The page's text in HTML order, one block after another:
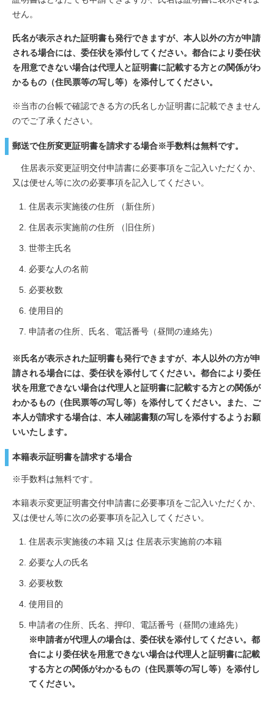
せん。
氏名が表示された証明書も発行できますが、本人以外の方が申請
される場合には、委任状を添付してください。都合により委任状
を用意できない場合は代理人と証明書に記載する方との関係がわ
かるもの（住民票等の写し等）を添付してください。
※当市の台帳で確認できる方の氏名しか証明書に記載できません
のでご了承ください。
郵送で住所変更証明書を請求する場合※手数料は無料です。
住居表示変更証明交付申請書に必要事項をご記入いただくか、
又は便せん等に次の必要事項を記入してください。
住居表示実施後の住所 （新住所）
住居表示実施前の住所 （旧住所）
世帯主氏名
必要な人の名前
必要枚数
使用目的
申請者の住所、氏名、電話番号（昼間の連絡先）
※氏名が表示された証明書も発行できますが、本人以外の方が申
請される場合には、委任状を添付してください。都合により委任
状を用意できない場合は代理人と証明書に記載する方との関係が
わかるもの（住民票等の写し等）を添付してください。また、ご
本人が請求する場合は、本人確認書類の写しを添付するようお願
いいたします。
本籍表示証明書を請求する場合
※手数料は無料です。
本籍表示変更証明書交付申請書に必要事項をご記入いただくか、
又は便せん等に次の必要事項を記入してください。
住居表示実施後の本籍 又は 住居表示実施前の本籍
必要な人の氏名
必要枚数
使用目的
申請者の住所、氏名、押印、電話番号（昼間の連絡先）
※申請者が代理人の場合は、委任状を添付してください。都
合により委任状を用意できない場合は代理人と証明書に記載
する方との関係がわかるもの（住民票等の写し等）を添付し
てください。